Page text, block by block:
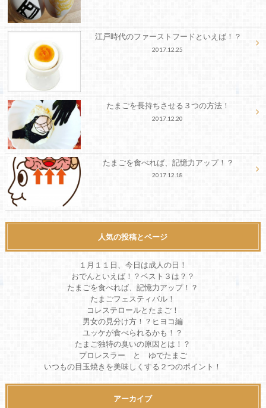
江戸時代のファーストフードといえば！？
2017.12.25
たまごを長持ちさせる３つの方法！
2017.12.20
たまごを食べれば、記憶力アップ！？
2017.12.18
人気の投稿とページ
１月１１日、今日は成人の日！
おでんといえば！？ベスト３は？？
たまごを食べれば、記憶力アップ！？
たまごフェスティバル！
コレステロールとたまご！
男女の見分け方！？ヒヨコ編
ユッケが食べられるかも！？
たまご独特の臭いの原因とは！？
プロレスラー と ゆでたまご
いつもの目玉焼きを美味しくする２つのポイント！
アーカイブ